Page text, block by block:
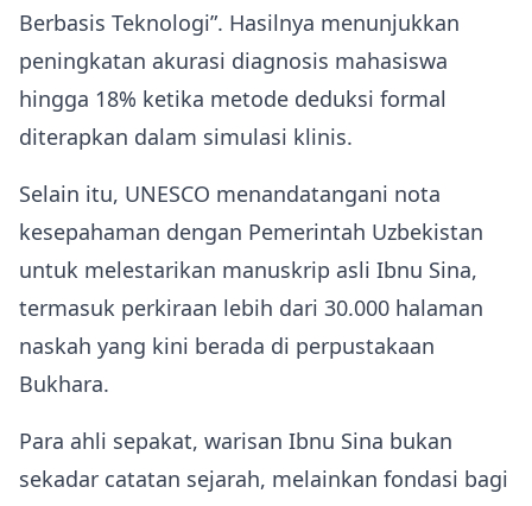
Berbasis Teknologi”. Hasilnya menunjukkan
peningkatan akurasi diagnosis mahasiswa
hingga 18% ketika metode deduksi formal
diterapkan dalam simulasi klinis.
Selain itu, UNESCO menandatangani nota
kesepahaman dengan Pemerintah Uzbekistan
untuk melestarikan manuskrip asli Ibnu Sina,
termasuk perkiraan lebih dari 30.000 halaman
naskah yang kini berada di perpustakaan
Bukhara.
Para ahli sepakat, warisan Ibnu Sina bukan
sekadar catatan sejarah, melainkan fondasi bagi